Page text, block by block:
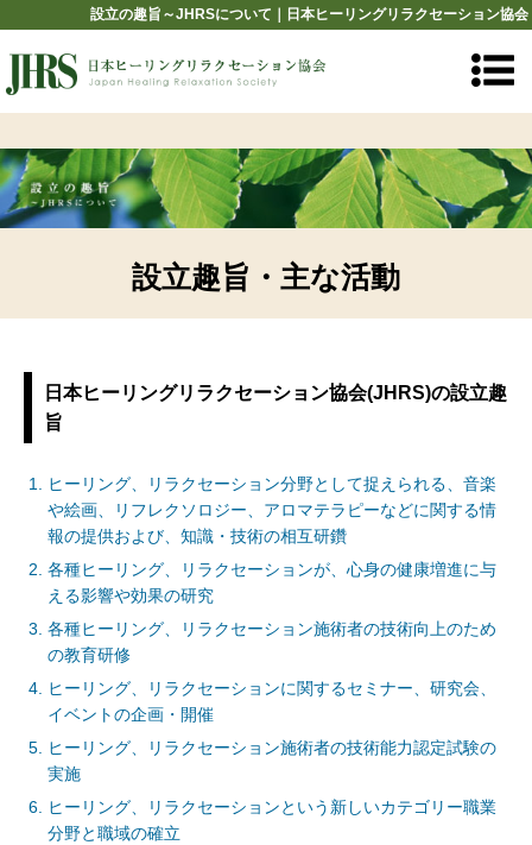
設立の趣旨～JHRSについて｜日本ヒーリングリラクセーション協会
設立趣旨・主な活動
日本ヒーリングリラクセーション協会(JHRS)の設立趣
旨
ヒーリング、リラクセーション分野として捉えられる、音楽
や絵画、リフレクソロジー、アロマテラピーなどに関する情
報の提供および、知識・技術の相互研鑽
各種ヒーリング、リラクセーションが、心身の健康増進に与
える影響や効果の研究
各種ヒーリング、リラクセーション施術者の技術向上のため
の教育研修
ヒーリング、リラクセーションに関するセミナー、研究会、
イベントの企画・開催
ヒーリング、リラクセーション施術者の技術能力認定試験の
実施
ヒーリング、リラクセーションという新しいカテゴリー職業
分野と職域の確立